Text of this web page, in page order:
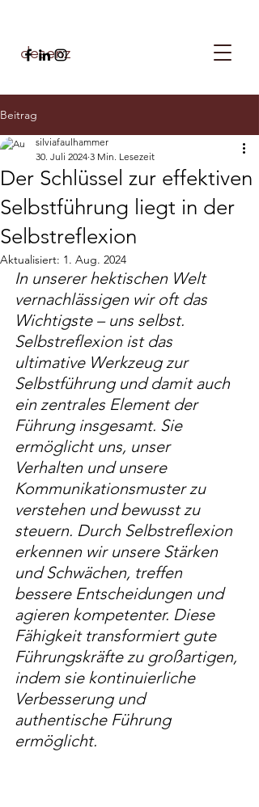
desenz
Beitrag
Der Schlüssel zur effektiven
Selbstführung liegt in der
Selbstreflexion
silviafaulhammer
30. Juli 2024 3 Min. Lesezeit
Aktualisiert: 1. Aug. 2024
In unserer hektischen Welt
vernachlässigen wir oft das
Wichtigste – uns selbst.
Selbstreflexion ist das
ultimative Werkzeug zur
Selbstführung und damit auch
ein zentrales Element der
Führung insgesamt. Sie
ermöglicht uns, unser
Verhalten und unsere
Kommunikationsmuster zu
verstehen und bewusst zu
steuern. Durch Selbstreflexion
erkennen wir unsere Stärken
und Schwächen, treffen
bessere Entscheidungen und
agieren kompetenter. Diese
Fähigkeit transformiert gute
Führungskräfte zu großartigen,
indem sie kontinuierliche
Verbesserung und
authentische Führung
ermöglicht.